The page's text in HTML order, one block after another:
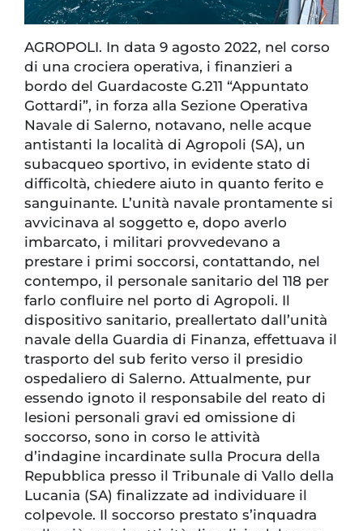
AGROPOLI. In data 9 agosto 2022, nel corso
di una crociera operativa, i finanzieri a
bordo del Guardacoste G.211 “Appuntato
Gottardi”, in forza alla Sezione Operativa
Navale di Salerno, notavano, nelle acque
antistanti la località di Agropoli (SA), un
subacqueo sportivo, in evidente stato di
difficoltà, chiedere aiuto in quanto ferito e
sanguinante. L’unità navale prontamente si
avvicinava al soggetto e, dopo averlo
imbarcato, i militari provvedevano a
prestare i primi soccorsi, contattando, nel
contempo, il personale sanitario del 118 per
farlo confluire nel porto di Agropoli. Il
dispositivo sanitario, preallertato dall’unità
navale della Guardia di Finanza, effettuava il
trasporto del sub ferito verso il presidio
ospedaliero di Salerno. Attualmente, pur
essendo ignoto il responsabile del reato di
lesioni personali gravi ed omissione di
soccorso, sono in corso le attività
d’indagine incardinate sulla Procura della
Repubblica presso il Tribunale di Vallo della
Lucania (SA) finalizzate ad individuare il
colpevole. Il soccorso prestato s’inquadra